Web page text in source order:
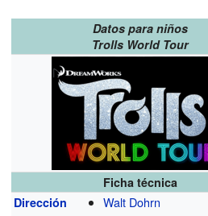
Datos para niños
Trolls World Tour
Ficha técnica
Dirección
Walt Dohrn